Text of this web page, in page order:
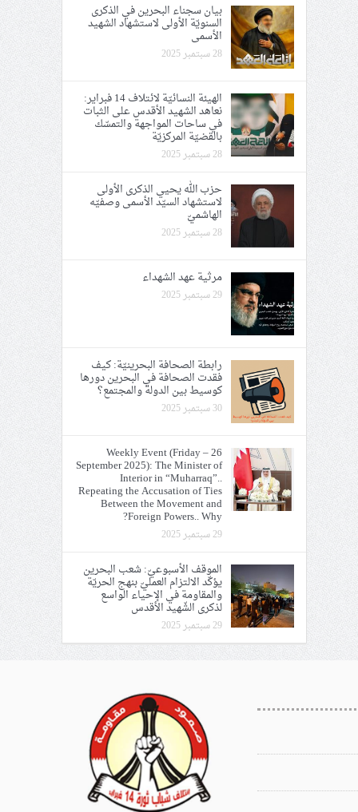
بيان سجناء البحرين في الذكرى
السنويّة الأولى لاستشهاد الشهيد
الأسمى
28 سبتمبر 2025
الهيئة النسائيّة لائتلاف 14 فبراير:
نعاهد الشهيد الأقدس على الثبات
في ساحات المواجهة والتمسّك
بالقضيّة المركزيّة
28 سبتمبر 2025
حزب الله يحيي الذكرى الأولى
لاستشهاد السيّد الأسمى وصفيّه
الهاشميّ
28 سبتمبر 2025
مرثية عهد الشهداء
29 سبتمبر 2025
رابطة الصحافة البحرينيّة: كيف
فقدت الصحافة في البحرين دورها
كوسيط بين الدولة والمجتمع؟
30 سبتمبر 2025
Weekly Event (Friday – 26
September 2025): The Minister of
Interior in “Muharraq”..
Repeating the Accusation of Ties
Between the Movement and
Foreign Powers.. Why?
29 سبتمبر 2025
الموقف الأسبوعيّ: شعب البحرين
يؤكّد الالتزام العمليّ بنهج الحريّة
والمقاومة في الإحياء الواسع
لذكرى الشّهيد الأقدس
29 سبتمبر 2025